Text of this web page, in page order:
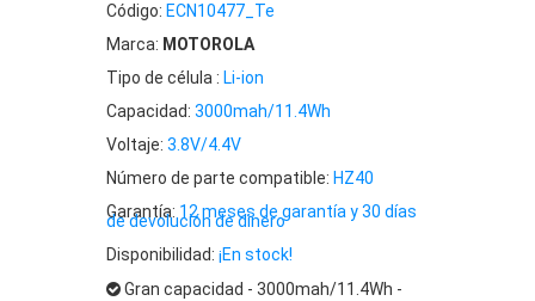
Código: ECN10477_Te
Marca: MOTOROLA
Tipo de célula : Li-ion
Capacidad: 3000mah/11.4Wh
Voltaje: 3.8V/4.4V
Número de parte compatible: HZ40
Garantía: 12 meses de garantía y 30 días
de devolución de dinero
Disponibilidad: ¡En stock!
Gran capacidad - 3000mah/11.4Wh -